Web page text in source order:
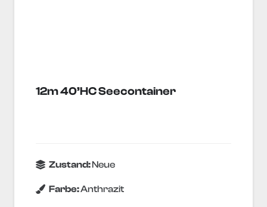
12m 40’HC Seecontainer
Zustand:Neue
Farbe:Anthrazit